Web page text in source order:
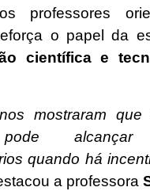
professores
o papel da
científica e
mostraram
alcançar
quando há
a professora